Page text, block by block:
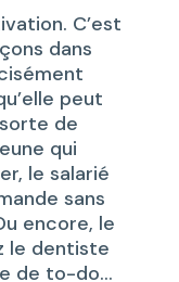
C’est
dans
peut
de
qui
le salarié
sans
encore, le
le dentiste
de to-do…